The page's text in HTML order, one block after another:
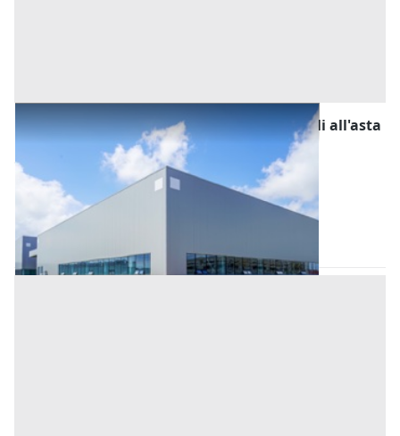
Fabbricati Costruiti per Esigenze Industriali all'asta
a Padova
(Padova)
Offerta minima
1.610.000 €
Codice asta:
Asta chiusa